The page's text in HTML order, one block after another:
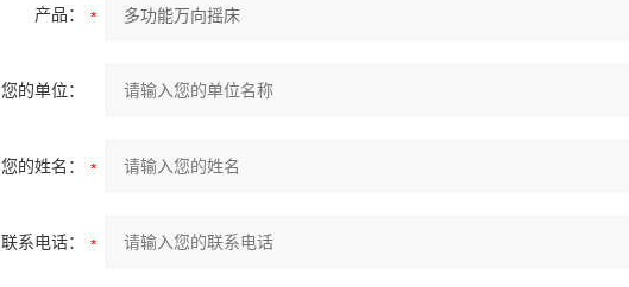
产品：
您的单位：
您的姓名：
联系电话：